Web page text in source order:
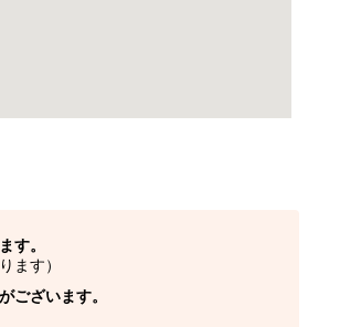
す。
ます）
ございます。